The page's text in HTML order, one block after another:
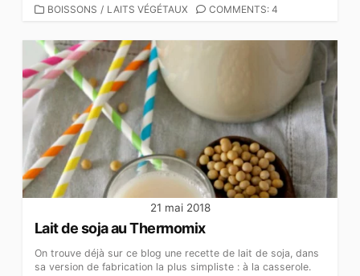
CATEGORIES
BOISSONS / LAITS VÉGÉTAUX COMMENTS: 4
21 mai 2018
Lait de soja au Thermomix
On trouve déjà sur ce blog une recette de lait de soja, dans
sa version de fabrication la plus simpliste : à la casserole.